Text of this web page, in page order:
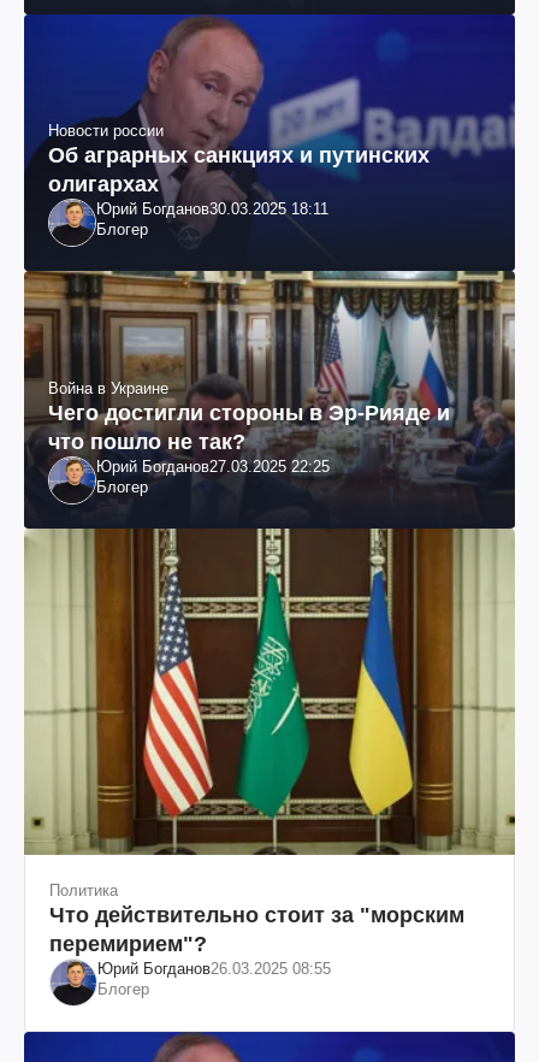
Новости россии
Об аграрных санкциях и путинских
олигархах
Юрий Богданов30.03.2025 18:11
Блогер
Война в Украине
Чего достигли стороны в Эр-Рияде и
что пошло не так?
Юрий Богданов27.03.2025 22:25
Блогер
Политика
Что действительно стоит за "морским
перемирием"?
Юрий Богданов26.03.2025 08:55
Блогер